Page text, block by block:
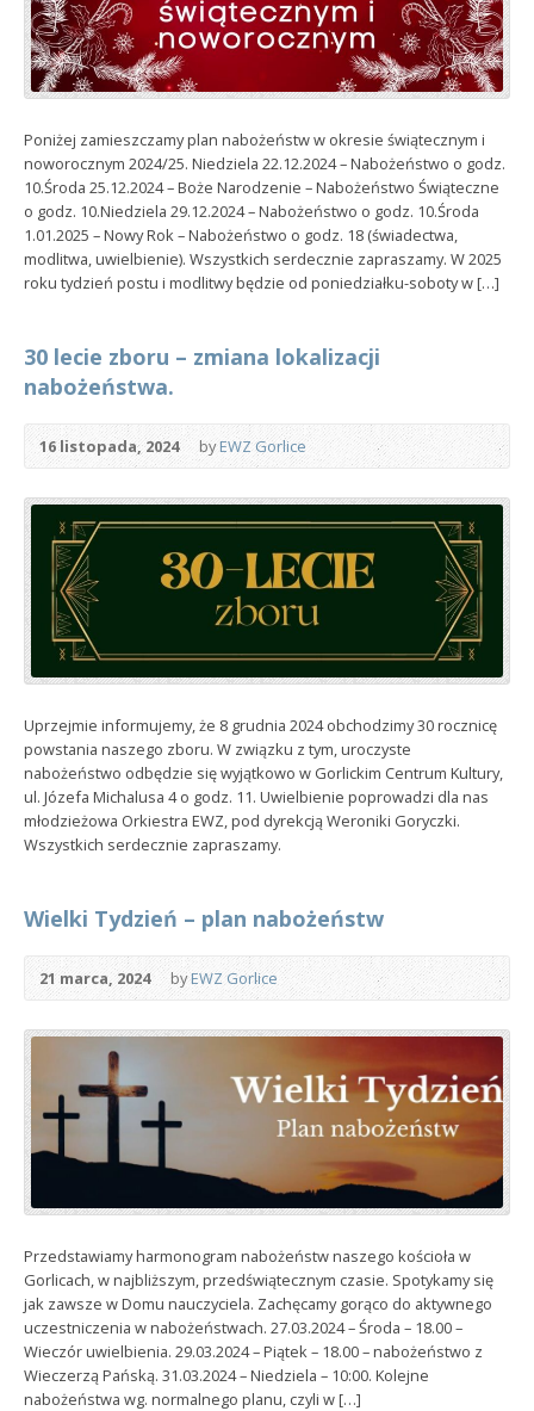
Poniżej zamieszczamy plan nabożeństw w okresie świątecznym i
noworocznym 2024/25. Niedziela 22.12.2024 – Nabożeństwo o godz.
10.Środa 25.12.2024 – Boże Narodzenie – Nabożeństwo Świąteczne
o godz. 10.Niedziela 29.12.2024 – Nabożeństwo o godz. 10.Środa
1.01.2025 – Nowy Rok – Nabożeństwo o godz. 18 (świadectwa,
modlitwa, uwielbienie). Wszystkich serdecznie zapraszamy. W 2025
roku tydzień postu i modlitwy będzie od poniedziałku-soboty w […]
30 lecie zboru – zmiana lokalizacji
nabożeństwa.
16 listopada, 2024 byEWZ Gorlice
Uprzejmie informujemy, że 8 grudnia 2024 obchodzimy 30 rocznicę
powstania naszego zboru. W związku z tym, uroczyste
nabożeństwo odbędzie się wyjątkowo w Gorlickim Centrum Kultury,
ul. Józefa Michalusa 4 o godz. 11. Uwielbienie poprowadzi dla nas
młodzieżowa Orkiestra EWZ, pod dyrekcją Weroniki Goryczki.
Wszystkich serdecznie zapraszamy.
Wielki Tydzień – plan nabożeństw
21 marca, 2024 byEWZ Gorlice
Przedstawiamy harmonogram nabożeństw naszego kościoła w
Gorlicach, w najbliższym, przedświątecznym czasie. Spotykamy się
jak zawsze w Domu nauczyciela. Zachęcamy gorąco do aktywnego
uczestniczenia w nabożeństwach. 27.03.2024 – Środa – 18.00 –
Wieczór uwielbienia. 29.03.2024 – Piątek – 18.00 – nabożeństwo z
Wieczerzą Pańską. 31.03.2024 – Niedziela – 10:00. Kolejne
nabożeństwa wg. normalnego planu, czyli w […]